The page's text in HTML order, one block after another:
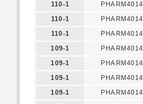
110-1
PHARM4014
110-1
PHARM4014
110-1
PHARM4014
109-1
PHARM4014
109-1
PHARM4014
109-1
PHARM4014
109-1
PHARM4014